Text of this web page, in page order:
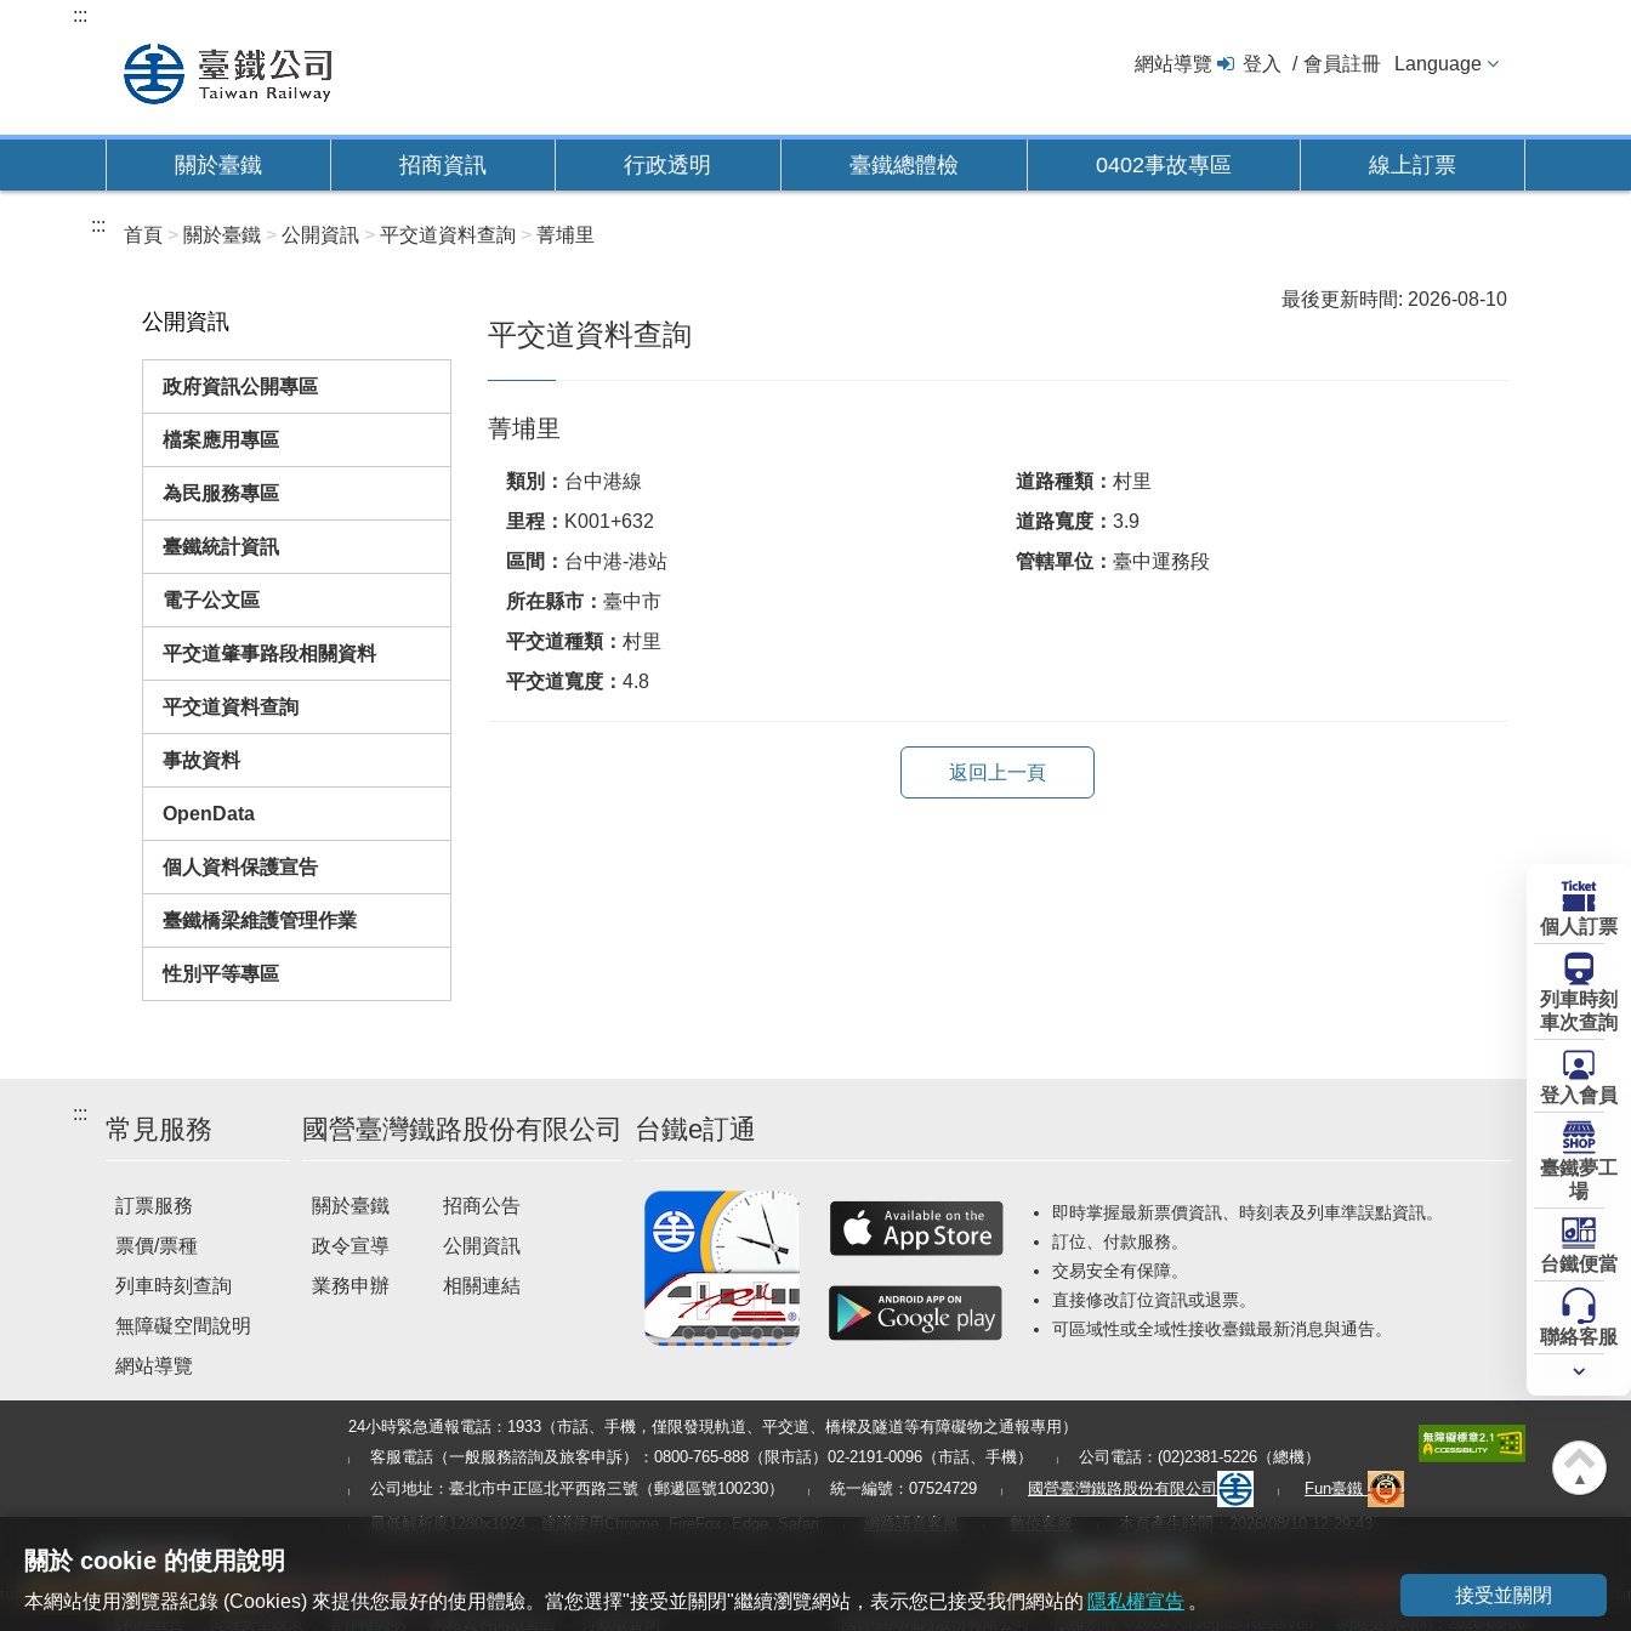
內
:::
網站導覽 登入 會員註冊 Language
關於臺鐵 招商資訊 行政透明 臺鐵總體檢 0402事故專區 線上訂票
::: 首頁 關於臺鐵 公開資訊 平交道資料查詢 菁埔里
公開資訊
政府資訊公開專區
檔案應用專區
為民服務專區
臺鐵統計資訊
電子公文區
平交道肇事路段相關資料
平交道資料查詢
事故資料
OpenData
個人資料保護宣告
臺鐵橋梁維護管理作業
性別平等專區
平交道資料查詢
最後更新時間: 2026-08-10
菁埔里
類別： 台中港線
里程： K001+632
區間： 台中港-港站
所在縣市： 臺中市
平交道種類： 村里
平交道寬度： 4.8
道路種類： 村里
道路寬度： 3.9
管轄單位： 臺中運務段
返回上一頁
:::
常見服務
訂票服務
票價/票種
列車時刻查詢
無障礙空間說明
網站導覽
國營臺灣鐵路股份有限公司
關於臺鐵
政令宣導
業務申辦
招商公告
公開資訊
相關連結
台鐵e訂通
即時掌握最新票價資訊、時刻表及列車準誤點資訊。
訂位、付款服務。
交易安全有保障。
直接修改訂位資訊或退票。
可區域性或全域性接收臺鐵最新消息與通告。
24小時緊急通報電話：1933（市話、手機，僅限發現軌道、平交道、橋樑及隧道等有障礙物之通報專用）
客服電話（一般服務諮詢及旅客申訴）：0800-765-888（限市話）02-2191-0096（市話、手機）
公司電話：(02)2381-5226（總機）
公司地址：臺北市中正區北平西路三號（郵遞區號100230）
統一編號：07524729 國營臺灣鐵路股份有限公司
Fun臺鐵
最低解析度1280x1024，建議使用Chrome, FireFox, Edge, Safari
網路語音客服 數位客服 本頁產生時間：2026/08/10 12:29:43
個人訂票
列車時刻
車次查詢
登入會員
臺鐵夢工
場
台鐵便當
聯絡客服
常用
▲
關於 cookie 的使用說明
本網站使用瀏覽器紀錄 (Cookies) 來提供您最好的使用體驗。當您選擇"接受並關閉"繼續瀏覽網站，表示您已接受我們網站的 隱私權宣告 。 接受並關閉